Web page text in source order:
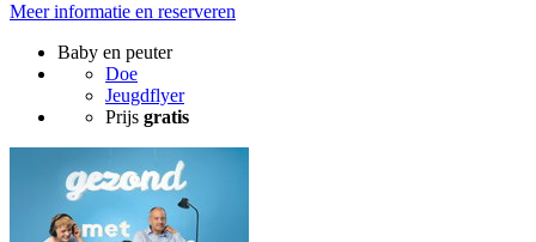
Meer informatie en reserveren
Baby en peuter
Doe
Jeugdflyer
Prijs gratis